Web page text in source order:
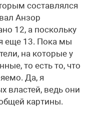
составлялся
Анзор
12, а поскольку
еще 13. Пока мы
на которые у
то есть то, что
Да, я
властей, ведь они
картины.